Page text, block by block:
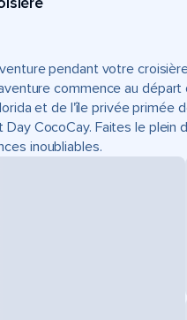
pendant votre
commence au départ
et de l'île privée primée
Day CocoCay. Faites le plein
inoubliables.